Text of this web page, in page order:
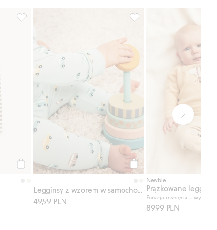
Kup
Legginsy z wzorem w samochody
49,99 PLN
Legginsy z wzorem w
Newbie
Prążkowane
Funkcja rośnięcia –
89,99 PLN